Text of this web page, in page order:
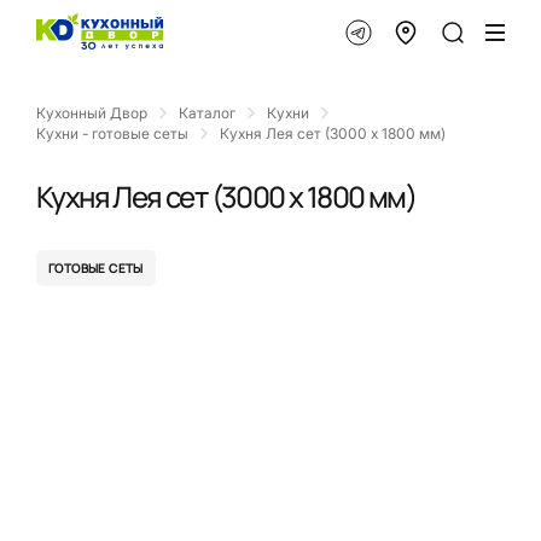
Кухонный Двор Каталог
Кухни
Кухни - готовые сеты
Кухня Лея сет (3000 x 1800 мм)
Кухня Лея сет (3000 x 1800 мм)
ГОТОВЫЕ СЕТЫ